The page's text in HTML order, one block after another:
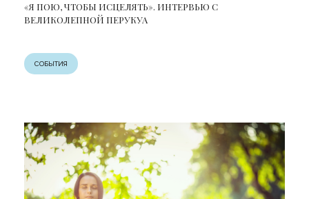
«Я ПОЮ, ЧТОБЫ ИСЦЕЛЯТЬ». ИНТЕРВЬЮ С
ВЕЛИКОЛЕПНОЙ ПЕРУКУА
СОБЫТИЯ